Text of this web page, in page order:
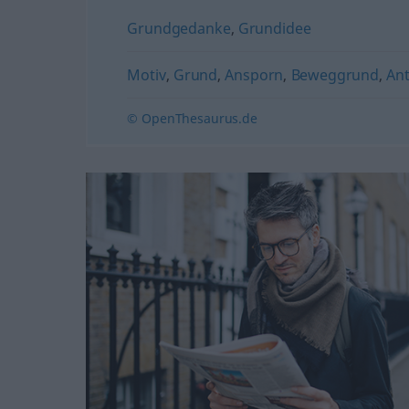
Grundgedanke, Grundidee
Motiv, Grund,Ansporn, Beweggrund,
© OpenThesaurus.de